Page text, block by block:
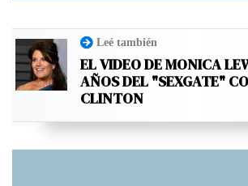
Leé también
EL VIDEO DE MONICA
AÑOS DEL "SEXGATE"
CLINTON